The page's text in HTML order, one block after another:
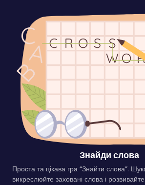
Знайди слова
Проста та цікава гра “Знайти слова”.
викреслюйте заховані слова і розвивайте